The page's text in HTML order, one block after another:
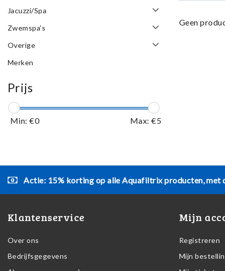
Jacuzzi/Spa
Zwemspa's
Overige
Merken
Prijs
Min: €0 Max: €5
Geen
Actie: 15% korting op alle Aquafiltrix producten, met
Klantenservice
Over ons
Bedrijfsgegevens
Mijn
Registreren
Mijn